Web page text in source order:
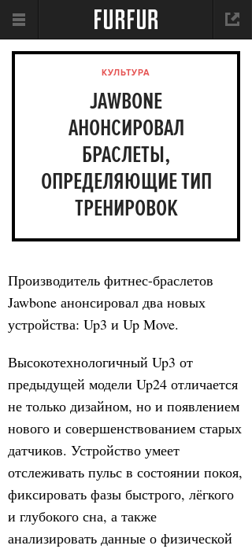
КУЛЬТУРА
JAWBONE
АНОНСИРОВАЛ
БРАСЛЕТЫ,
ОПРЕДЕЛЯЮЩИЕ ТИП
ТРЕНИРОВОК
ВЛАДЕЛЬЦА
Производитель фитнес-браслетов
Jawbone анонсировал два новых
устройства: Up3 и Up Move.
Высокотехнологичный Up3 от
предыдущей модели Up24 отличается
не только дизайном, но и появлением
нового и совершенствованием старых
датчиков. Устройство умеет
отслеживать пульс в состоянии покоя,
фиксировать фазы быстрого, лёгкого
и глубокого сна, а также
анализировать данные о физической